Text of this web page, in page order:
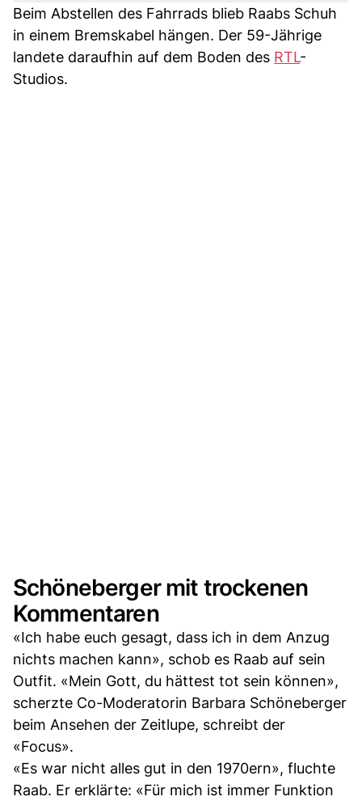
Beim Abstellen des Fahrrads blieb Raabs Schuh
in einem Bremskabel hängen. Der 59-Jährige
landete daraufhin auf dem Boden des RTL-
Studios.
Schöneberger mit trockenen
Kommentaren
«Ich habe euch gesagt, dass ich in dem Anzug
nichts machen kann», schob es Raab auf sein
Outfit. «Mein Gott, du hättest tot sein können»,
scherzte Co-Moderatorin Barbara Schöneberger
beim Ansehen der Zeitlupe, schreibt der
«Focus».
«Es war nicht alles gut in den 1970ern», fluchte
Raab. Er erklärte: «Für mich ist immer Funktion